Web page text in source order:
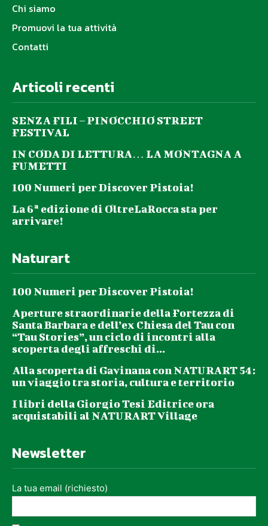
Chi siamo
Promuovi la tua attività
Contatti
Articoli recenti
SENZA FILI – PINOCCHIO STREET
FESTIVAL
IN CODA DI LETTURA… LA MONTAGNA A
FUMETTI
100 Numeri per Discover Pistoia!
La 6ª edizione di OltreLaRocca sta per
arrivare!
Naturart
100 Numeri per Discover Pistoia!
Aperture straordinarie della Fortezza di
Santa Barbara e dell’ex Chiesa del Tau con
“Tau Stories”, un ciclo di incontri alla
scoperta degli affreschi di...
Alla scoperta di Gavinana con NATURART 54:
un viaggio tra storia, cultura e territorio
I libri della Giorgio Tesi Editrice ora
acquistabili al NATURART Village
Newsletter
La tua email (richiesto)